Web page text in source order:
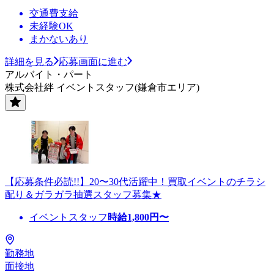
交通費支給
未経験OK
まかないあり
詳細を見る
応募画面に進む
アルバイト・パート
株式会社絆 イベントスタッフ(鎌倉市エリア)
【応募条件必読!!】20〜30代活躍中！買取イベントのチラシ
配り＆ガラガラ抽選スタッフ募集★
イベントスタッフ 時給1,800円〜
勤務地
面接地